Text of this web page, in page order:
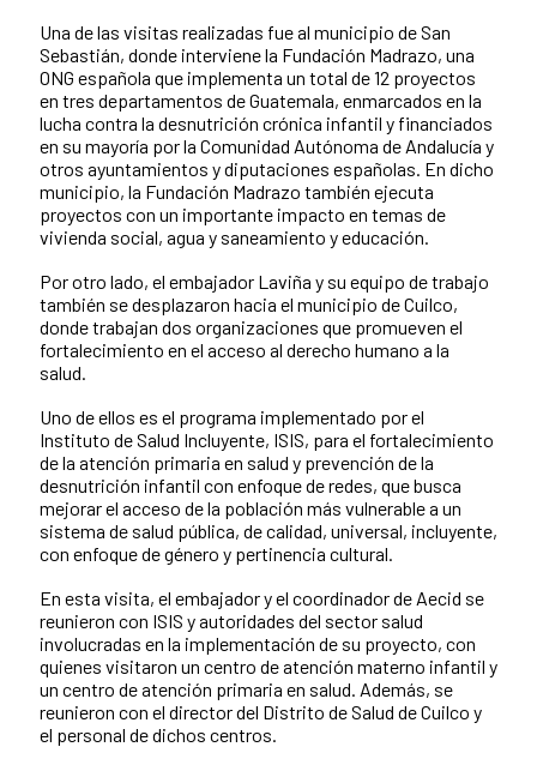
Una de las visitas realizadas fue al municipio de San
Sebastián, donde interviene la Fundación Madrazo, una
ONG española que implementa un total de 12 proyectos
en tres departamentos de Guatemala, enmarcados en la
lucha contra la desnutrición crónica infantil y financiados
en su mayoría por la Comunidad Autónoma de Andalucía y
otros ayuntamientos y diputaciones españolas. En dicho
municipio, la Fundación Madrazo también ejecuta
proyectos con un importante impacto en temas de
vivienda social, agua y saneamiento y educación.
Por otro lado, el embajador Laviña y su equipo de trabajo
también se desplazaron hacia el municipio de Cuilco,
donde trabajan dos organizaciones que promueven el
fortalecimiento en el acceso al derecho humano a la
salud.
Uno de ellos es el programa implementado por el
Instituto de Salud Incluyente, ISIS, para el fortalecimiento
de la atención primaria en salud y prevención de la
desnutrición infantil con enfoque de redes, que busca
mejorar el acceso de la población más vulnerable a un
sistema de salud pública, de calidad, universal, incluyente,
con enfoque de género y pertinencia cultural.
En esta visita, el embajador y el coordinador de Aecid se
reunieron con ISIS y autoridades del sector salud
involucradas en la implementación de su proyecto, con
quienes visitaron un centro de atención materno infantil y
un centro de atención primaria en salud. Además, se
reunieron con el director del Distrito de Salud de Cuilco y
el personal de dichos centros.